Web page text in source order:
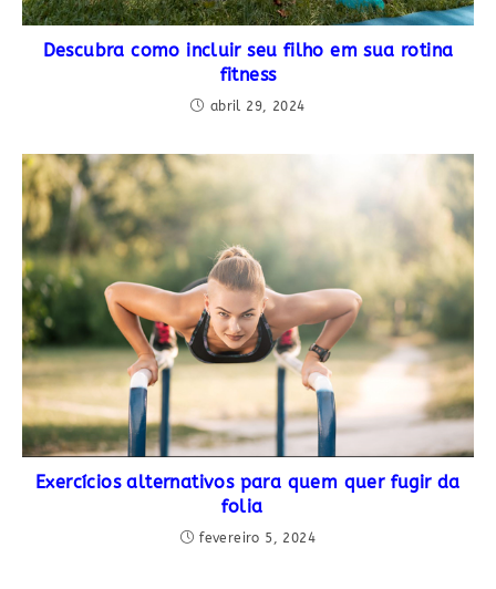
Descubra como incluir seu filho em sua rotina
fitness
abril 29, 2024
Exercícios alternativos para quem quer fugir da
folia
fevereiro 5, 2024